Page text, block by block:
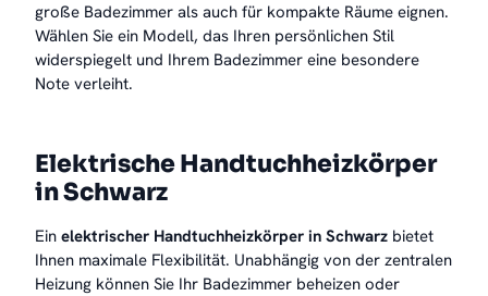
große Badezimmer als auch für kompakte Räume eignen.
Wählen Sie ein Modell, das Ihren persönlichen Stil
widerspiegelt und Ihrem Badezimmer eine besondere
Note verleiht.
Elektrische Handtuchheizkörper
in Schwarz
Ein elektrischer Handtuchheizkörper in Schwarz bietet
Ihnen maximale Flexibilität. Unabhängig von der zentralen
Heizung können Sie Ihr Badezimmer beheizen oder